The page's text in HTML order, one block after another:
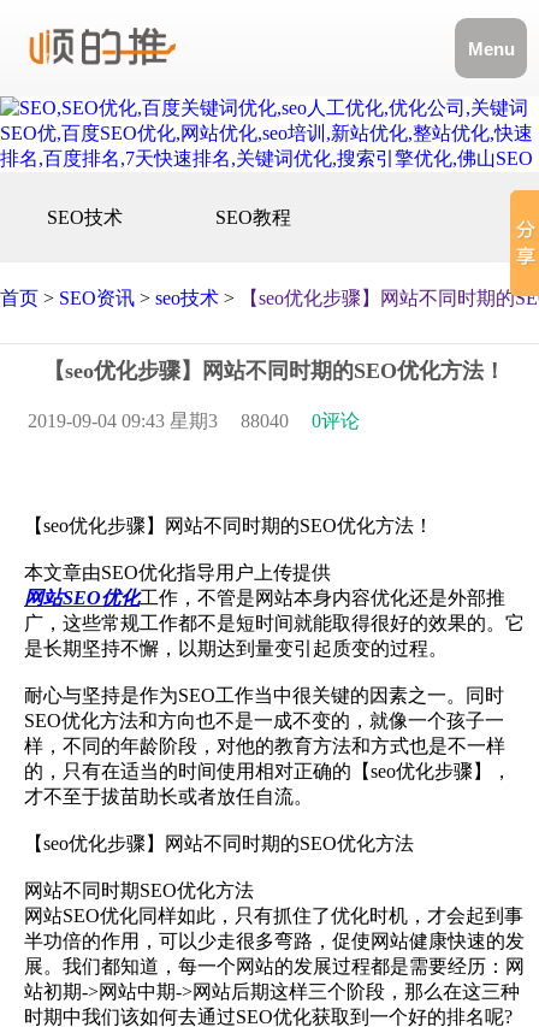
Menu
SEO技术 SEO教程
首页 > SEO资讯 > seo技术 > 【seo优化步骤】网站不同时期的
【seo优化步骤】网站不同时期的SEO优化方法！
2019-09-04 09:43 星期3 88040 0评论
【seo优化步骤】网站不同时期的SEO优化方法！
本文章由SEO优化指导用户上传提供
网站SEO优化工作，不管是网站本身内容优化还是外部推
广，这些常规工作都不是短时间就能取得很好的效果的。它
是长期坚持不懈，以期达到量变引起质变的过程。
耐心与坚持是作为SEO工作当中很关键的因素之一。同时
SEO优化方法和方向也不是一成不变的，就像一个孩子一
样，不同的年龄阶段，对他的教育方法和方式也是不一样
的，只有在适当的时间使用相对正确的【seo优化步骤】，
才不至于拔苗助长或者放任自流。
【seo优化步骤】网站不同时期的SEO优化方法
网站不同时期SEO优化方法
网站SEO优化同样如此，只有抓住了优化时机，才会起到事
半功倍的作用，可以少走很多弯路，促使网站健康快速的发
展。我们都知道，每一个网站的发展过程都是需要经历：网
站初期->网站中期->网站后期这样三个阶段，那么在这三种
时期中我们该如何去通过SEO优化获取到一个好的排名呢?